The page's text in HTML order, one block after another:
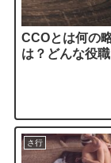
CCOとは何の
は？どんな役職
さ行